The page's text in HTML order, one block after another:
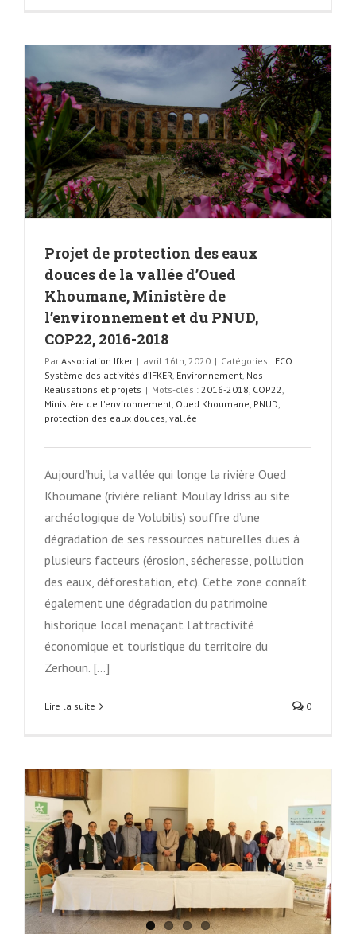
Projet de protection des eaux
douces de la vallée d’Oued
Khoumane, Ministère de
l’environnement et du PNUD,
COP22, 2016-2018
Par Association Ifker | avril 16th, 2020 | Catégories : ECO
Système des activités d’IFKER, Environnement, Nos
Réalisations et projets | Mots-clés : 2016-2018, COP22,
Ministère de l'environnement, Oued Khoumane, PNUD,
protection des eaux douces, vallée
Aujourd’hui, la vallée qui longe la rivière Oued
Khoumane (rivière reliant Moulay Idriss au site
archéologique de Volubilis) souffre d’une
dégradation de ses ressources naturelles dues à
plusieurs facteurs (érosion, sécheresse, pollution
des eaux, déforestation, etc). Cette zone connaît
également une dégradation du patrimoine
historique local menaçant l’attractivité
économique et touristique du territoire du
Zerhoun. [...]
Lire la suite 0